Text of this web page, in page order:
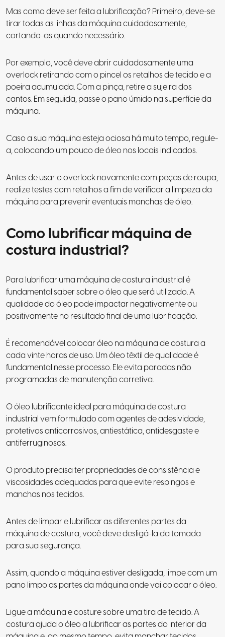
Mas como deve ser feita a lubrificação? Primeiro, deve-se
tirar todas as linhas da máquina cuidadosamente,
cortando-as quando necessário.
Por exemplo, você deve abrir cuidadosamente uma
overlock retirando com o pincel os retalhos de tecido e a
poeira acumulada. Com a pinça, retire a sujeira dos
cantos. Em seguida, passe o pano úmido na superfície da
máquina.
Caso a sua máquina esteja ociosa há muito tempo, regule-
a, colocando um pouco de óleo nos locais indicados.
Antes de usar o overlock novamente com peças de roupa,
realize testes com retalhos a fim de verificar a limpeza da
máquina para prevenir eventuais manchas de óleo.
Como lubrificar máquina de
costura industrial?
Para lubrificar uma máquina de costura industrial é
fundamental saber sobre o óleo que será utilizado. A
qualidade do óleo pode impactar negativamente ou
positivamente no resultado final de uma lubrificação.
É recomendável colocar óleo na máquina de costura a
cada vinte horas de uso. Um óleo têxtil de qualidade é
fundamental nesse processo. Ele evita paradas não
programadas de manutenção corretiva.
O óleo lubrificante ideal para máquina de costura
industrial vem formulado com agentes de adesividade,
protetivos anticorrosivos, antiestática, antidesgaste e
antiferruginosos.
O produto precisa ter propriedades de consistência e
viscosidades adequadas para que evite respingos e
manchas nos tecidos.
Antes de limpar e lubrificar as diferentes partes da
máquina de costura, você deve desligá-la da tomada
para sua segurança.
Assim, quando a máquina estiver desligada, limpe com um
pano limpo as partes da máquina onde vai colocar o óleo.
Ligue a máquina e costure sobre uma tira de tecido. A
costura ajuda o óleo a lubrificar as partes do interior da